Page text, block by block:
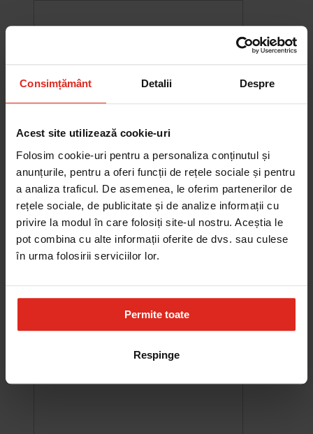
Consimțământ Detalii Despre
Acest site utilizează cookie-uri
Folosim cookie-uri pentru a personaliza conținutul și
anunțurile, pentru a oferi funcții de rețele sociale și pentru
a analiza traficul. De asemenea, le oferim partenerilor de
rețele sociale, de publicitate și de analize informații cu
privire la modul în care folosiți site-ul nostru. Aceștia le
pot combina cu alte informații oferite de dvs. sau culese
în urma folosirii serviciilor lor.
Permite toate
Respinge
-10%
Chiuveta Maris MRG 610-60
was 2.576,33 RON Pret special 2.318,70 RON
Adauga în cos